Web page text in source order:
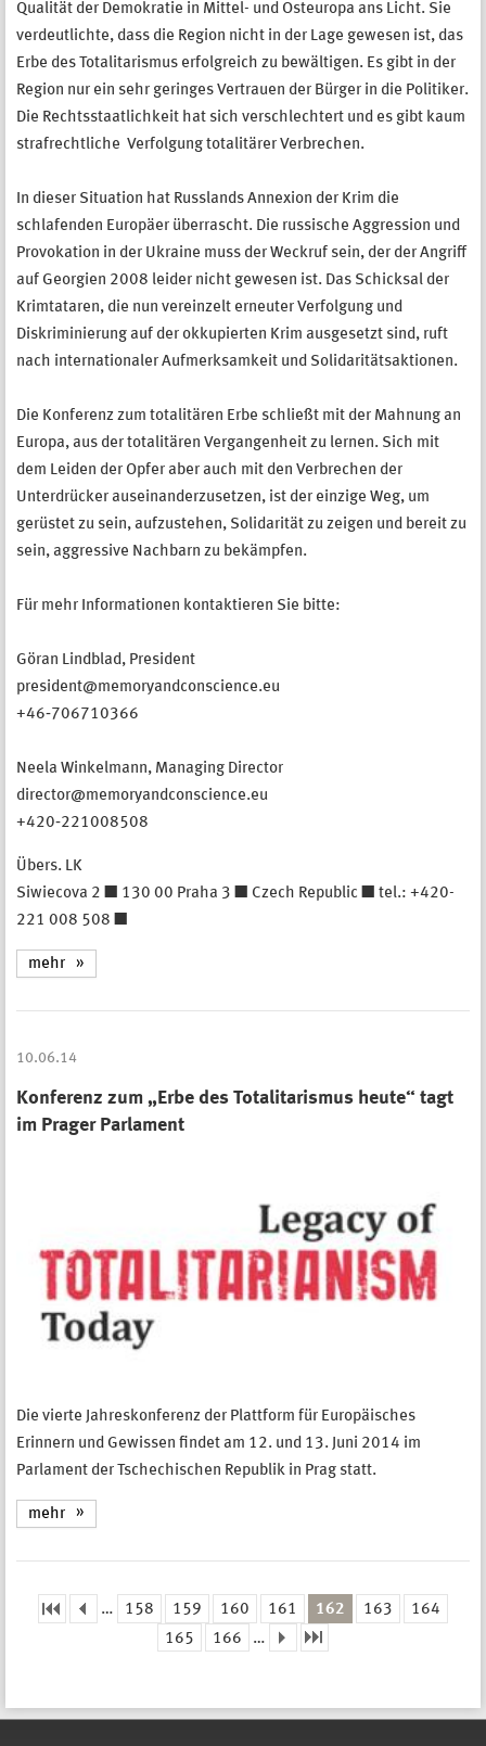
Qualität der Demokratie in Mittel- und Osteuropa ans Licht. Sie
verdeutlichte, dass die Region nicht in der Lage gewesen ist, das
Erbe des Totalitarismus erfolgreich zu bewältigen. Es gibt in der
Region nur ein sehr geringes Vertrauen der Bürger in die Politiker.
Die Rechtsstaatlichkeit hat sich verschlechtert und es gibt kaum
strafrechtliche Verfolgung totalitärer Verbrechen.
In dieser Situation hat Russlands Annexion der Krim die
schlafenden Europäer überrascht. Die russische Aggression und
Provokation in der Ukraine muss der Weckruf sein, der der Angriff
auf Georgien 2008 leider nicht gewesen ist. Das Schicksal der
Krimtataren, die nun vereinzelt erneuter Verfolgung und
Diskriminierung auf der okkupierten Krim ausgesetzt sind, ruft
nach internationaler Aufmerksamkeit und Solidaritätsaktionen.
Die Konferenz zum totalitären Erbe schließt mit der Mahnung an
Europa, aus der totalitären Vergangenheit zu lernen. Sich mit
dem Leiden der Opfer aber auch mit den Verbrechen der
Unterdrücker auseinanderzusetzen, ist der einzige Weg, um
gerüstet zu sein, aufzustehen, Solidarität zu zeigen und bereit zu
sein, aggressive Nachbarn zu bekämpfen.
Für mehr Informationen kontaktieren Sie bitte:
Göran Lindblad, President
president@memoryandconscience.eu
+46‐706710366
Neela Winkelmann, Managing Director
director@memoryandconscience.eu
+420‐221008508
Übers. LK
Siwiecova 2 ■ 130 00 Praha 3 ■ Czech Republic ■ tel.: +420-
221 008 508 ■
mehr
10.06.14
Konferenz zum „Erbe des Totalitarismus heute“ tagt
im Prager Parlament
Die vierte Jahreskonferenz der Plattform für Europäisches
Erinnern und Gewissen findet am 12. und 13. Juni 2014 im
Parlament der Tschechischen Republik in Prag statt.
mehr
… 158 159 160 161 162 163
164
165
166 …